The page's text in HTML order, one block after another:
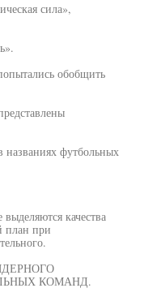
сила»,
обобщить
футбольных
качества
план при
КОМАНД.